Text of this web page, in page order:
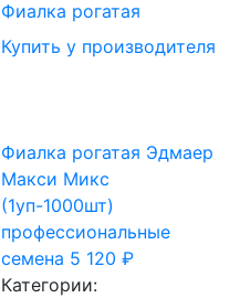
Фиалка рогатая
Купить у производителя
Фиалка рогатая Эдмаер
Макси Микс
(1уп-1000шт)
профессиональные
семена 5 120₽
Категории: